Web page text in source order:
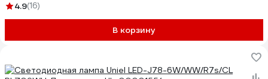
4.9(16)
В корзину